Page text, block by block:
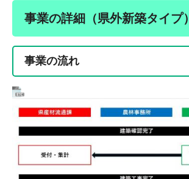
事業の詳細（県外新築タイプ）
事業の流れ